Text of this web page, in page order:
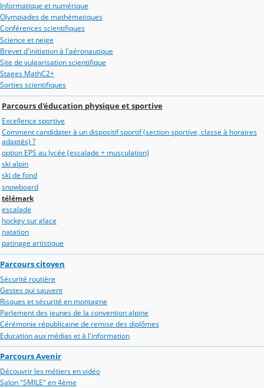
Informatique et numérique
Olympiades de mathématiques
Conférences scientifiques
Science et neige
Brevet d'initiation à l'aéronautique
Site de vulgarisation scientifique
Stages MathC2+
Sorties scientifiques
Parcours d'éducation physique et sportive
Excellence sportive
Comment candidater à un dispositif sportif (section sportive, classe à horaires
adaptés) ?
option EPS au lycée (escalade + musculation)
ski alpin
ski de fond
snowboard
télémark
escalade
hockey sur glace
natation
patinage artistique
Parcours citoyen
Sécurité routière
Gestes qui sauvent
Risques et sécurité en montagne
Parlement des jeunes de la convention alpine
Cérémonie républicaine de remise des diplômes
Education aux médias et à l'information
Parcours Avenir
Découvrir les métiers en vidéo
Salon "SMILE" en 4ème